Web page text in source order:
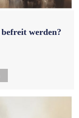
werden?